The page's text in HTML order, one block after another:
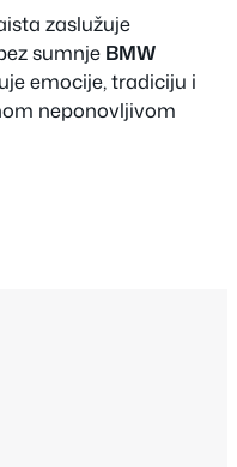
zaslužuje
sumnje BMW
emocije, tradiciju i
neponovljivom